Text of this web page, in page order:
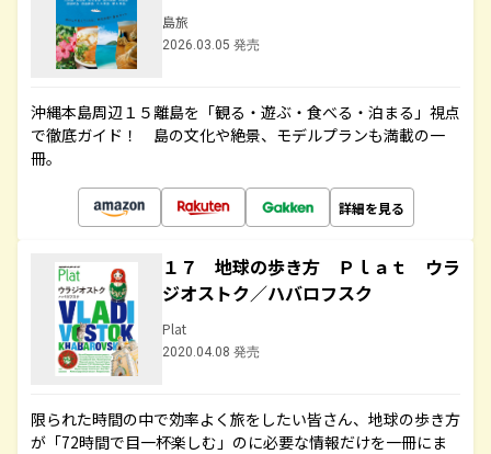
島旅
2026.03.05 発売
沖縄本島周辺１５離島を「観る・遊ぶ・食べる・泊まる」視点
で徹底ガイド！ 島の文化や絶景、モデルプランも満載の一
冊。
詳細を見る
１７ 地球の歩き方 Ｐｌａｔ ウラ
ジオストク／ハバロフスク
Plat
2020.04.08 発売
限られた時間の中で効率よく旅をしたい皆さん、地球の歩き方
が「72時間で目一杯楽しむ」のに必要な情報だけを一冊にま